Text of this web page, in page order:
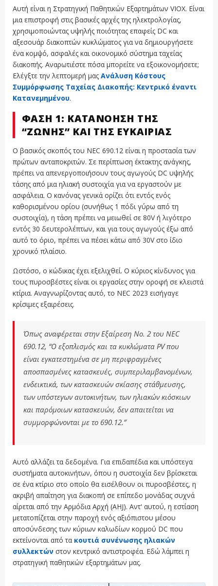
Αυτή είναι η Στρατηγική Παθητικών Εξαρτημάτων VIOX. Είναι
μια επιστροφή στις βασικές αρχές της ηλεκτρολογίας,
χρησιμοποιώντας υψηλής ποιότητας επαφείς DC και
αξεσουάρ διακοπτών κυκλώματος για να δημιουργήσετε
ένα κομψό, ασφαλές και οικονομικό σύστημα ταχείας
διακοπής. Αναρωτιέστε πόσα μπορείτε να εξοικονομήσετε;
Ελέγξτε την λεπτομερή μας Ανάλυση Κόστους
Συμμόρφωσης Ταχείας Διακοπής: Κεντρικό έναντι
Κατανεμημένου.
ΦΆΣΗ 1: ΚΑΤΑΝΌΗΣΗ ΤΗΣ
“ΖΏΝΗΣ” ΚΑΙ ΤΗΣ ΕΥΚΑΙΡΊΑΣ
Ο βασικός σκοπός του NEC 690.12 είναι η προστασία των
πρώτων ανταποκριτών. Σε περίπτωση έκτακτης ανάγκης,
πρέπει να απενεργοποιήσουν τους αγωγούς DC υψηλής
τάσης από μια ηλιακή συστοιχία για να εργαστούν με
ασφάλεια. Ο κανόνας γενικά ορίζει ότι εντός ενός
καθορισμένου ορίου (συνήθως 1 πόδι γύρω από τη
συστοιχία), η τάση πρέπει να μειωθεί σε 80V ή λιγότερο
εντός 30 δευτερολέπτων, και για τους αγωγούς έξω από
αυτό το όριο, πρέπει να πέσει κάτω από 30V στο ίδιο
χρονικό πλαίσιο.
Ωστόσο, ο κώδικας έχει εξελιχθεί. Ο κύριος κίνδυνος για
τους πυροσβέστες είναι οι εργασίες στην οροφή σε κλειστά
κτίρια. Αναγνωρίζοντας αυτό, το NEC 2023 εισήγαγε
κρίσιμες εξαιρέσεις.
Όπως αναφέρεται στην Εξαίρεση Νο. 2 του NEC
690.12, “Ο εξοπλισμός και τα κυκλώματα PV που
είναι εγκατεστημένα σε μη περιφραγμένες
αποσπασμένες κατασκευές, συμπεριλαμβανομένων,
ενδεικτικά, των κατασκευών σκίασης στάθμευσης,
των υπόστεγων αυτοκινήτων, των ηλιακών κιόσκιων
και παρόμοιων κατασκευών, δεν απαιτείται να
συμμορφώνονται με το 690.12.”
Αυτό αλλάζει τα δεδομένα. Για επιδαπέδια και υπόστεγα
συστήματα αυτοκινήτων, όπου η συστοιχία δεν βρίσκεται
σε ένα κτίριο στο οποίο θα εισέλθουν οι πυροσβέστες, η
ακριβή απαίτηση για διακοπή σε επίπεδο μονάδας συχνά
αίρεται από την Αρμόδια Αρχή (AHJ). Αντ' αυτού, η εστίαση
μετατοπίζεται στην παροχή ενός αξιόπιστου μέσου
αποσύνδεσης των κύριων καλωδίων κορμού DC που
εκτείνονται από τα κουτιά συνένωσης ηλιακών
συλλεκτών στον κεντρικό αντιστροφέα. Εδώ λάμπει η
στρατηγική παθητικών εξαρτημάτων μας.